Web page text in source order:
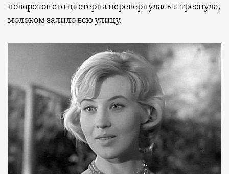
поворотов его цистерна перевернулась и треснула,
молоком залило всю улицу.